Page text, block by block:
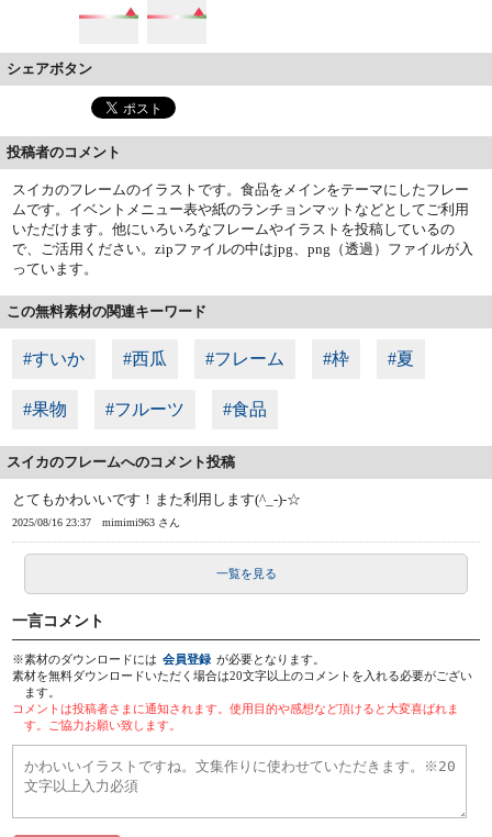
シェアボタン
投稿者のコメント
スイカのフレームのイラストです。食品をメインをテーマにしたフレー
ムです。イベントメニュー表や紙のランチョンマットなどとしてご利用
いただけます。他にいろいろなフレームやイラストを投稿しているの
で、ご活用ください。zipファイルの中はjpg、png（透過）ファイルが入
っています。
この無料素材の関連キーワード
#すいか #西瓜 #フレーム #枠 #夏
#果物 #フルーツ #食品
スイカのフレームへのコメント投稿
とてもかわいいです！また利用します(^_-)-☆
2025/08/16 23:37 mimimi963 さん
一覧を見る
一言コメント
※素材のダウンロードには 会員登録 が必要となります。
素材を無料ダウンロードいただく場合は20文字以上のコメントを入れる必要がござい
ます。
コメントは投稿者さまに通知されます。使用目的や感想など頂けると大変喜ばれま
す。ご協力お願い致します。